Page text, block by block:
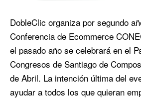
DobleClic organiza por segundo
Conferencia de Ecommerce
el pasado año se celebrará en el
Congresos de Santiago de
de Abril. La intención última del
ayudar a todos los que quieran